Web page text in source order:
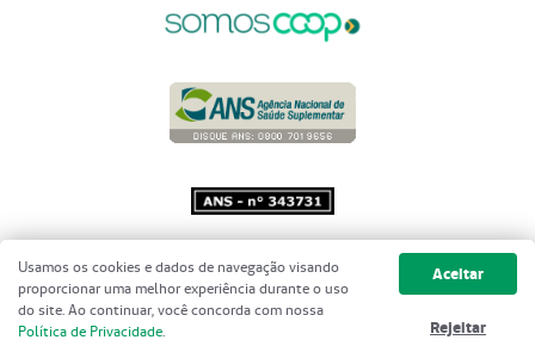
Copyright 2001 - 2026 Unimed do
Brasil - Todos os direitos reservados
Usamos os cookies e dados de navegação visando
proporcionar uma melhor experiência durante o uso
do site. Ao continuar, você concorda com nossa
Política de Privacidade.
Aceitar
Rejeitar